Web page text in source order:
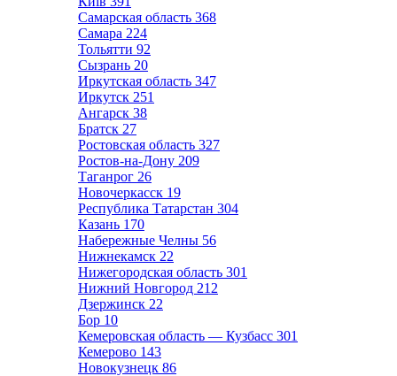
Самарская область 368
Самара 224
Тольятти 92
Сызрань 20
Иркутская область 347
Иркутск 251
Ангарск 38
Братск 27
Ростовская область 327
Ростов-на-Дону 209
Таганрог 26
Новочеркасск 19
Республика Татарстан 304
Казань 170
Набережные Челны 56
Нижнекамск 22
Нижегородская область 301
Нижний Новгород 212
Дзержинск 22
Бор 10
Кемеровская область — Кузбасс 301
Кемерово 143
Новокузнецк 86